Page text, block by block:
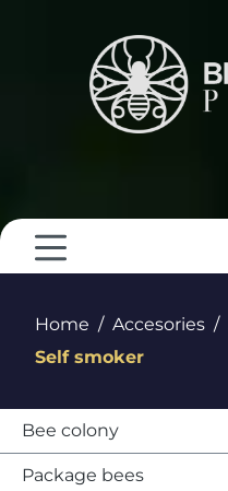
Home Accesories
Self smoker
Bee colony
Package bees